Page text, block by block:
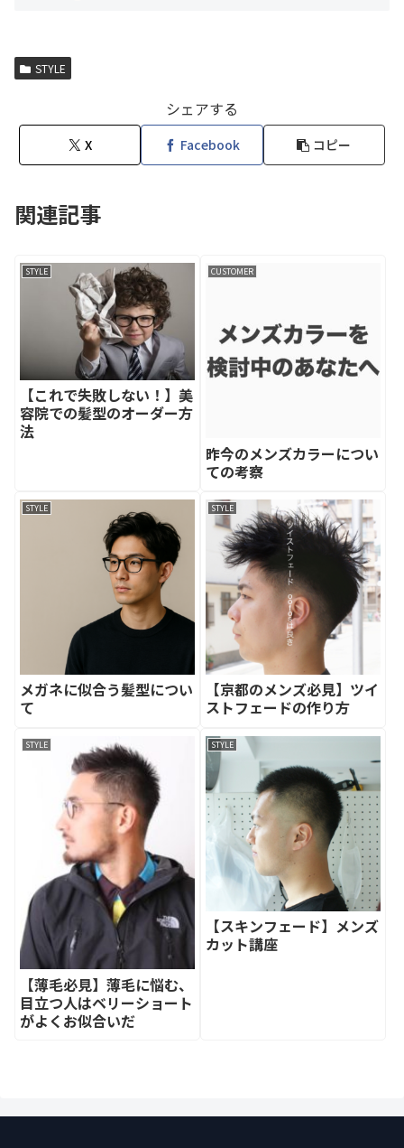
STYLE
シェアする
X Facebook コピー
関連記事
STYLE
【これで失敗しない！】美
容院での髪型のオーダー方
法
CUSTOMER
昨今のメンズカラーについ
ての考察
STYLE
メガネに似合う髪型につい
て
STYLE
【京都のメンズ必見】ツイ
ストフェードの作り方
STYLE
【薄毛必見】薄毛に悩む、
目立つ人はベリーショート
がよくお似合いだ
STYLE
【スキンフェード】メンズ
カット講座